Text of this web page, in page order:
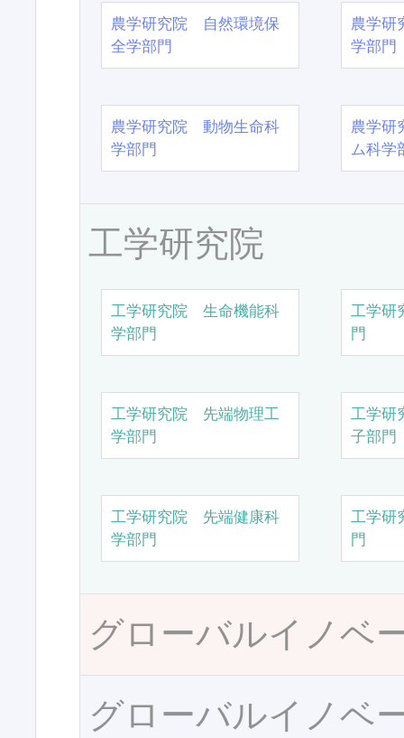
農学研究院 自然環境保
全学部門
農学
学部門
農学研究院 動物生命科
学部門
農学
ム科学
工学研究院
工学研究院 生命機能科
学部門
工学研
門
工学研究院 先端物理工
学部門
工学研
子部門
工学研究院 先端健康科
学部門
工学研
門
グローバルイノベ
グローバルイノベ